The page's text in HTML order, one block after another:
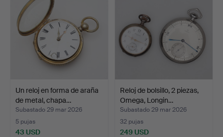
Un reloj en forma de araña
de metal, chapa…
Subastado 29 mar 2026
5 pujas
43 USD
Reloj de bolsillo, 2 piezas,
Omega, Longin…
Subastado 29 mar 2026
32 pujas
249 USD